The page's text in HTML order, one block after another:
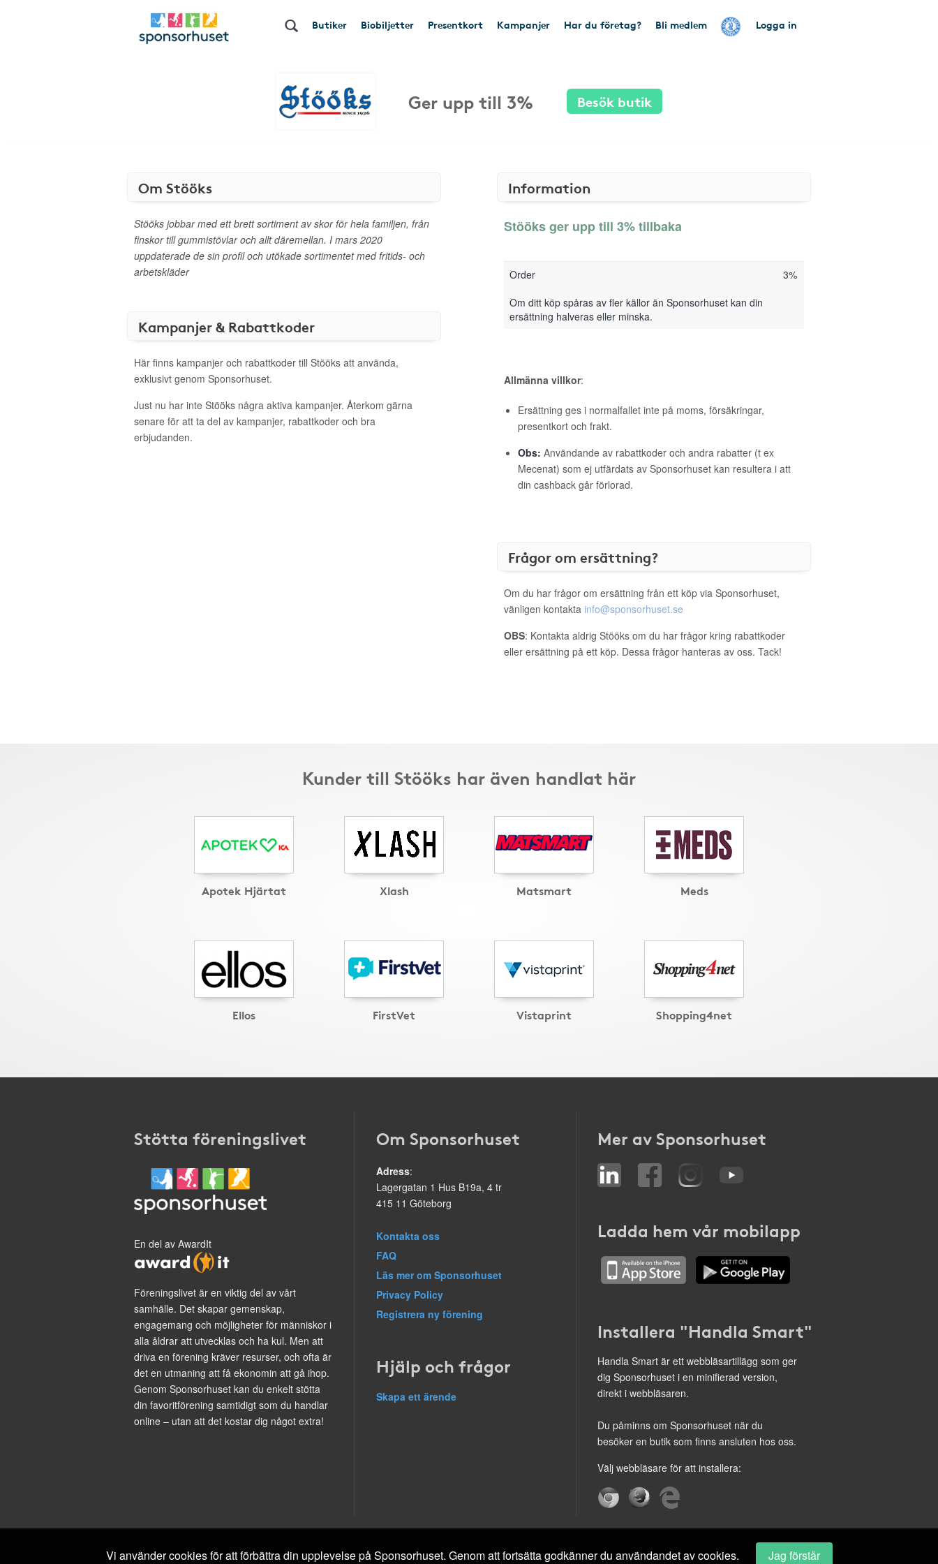
Butiker Biobiljetter Presentkort Kampanjer Har du företag? Bli medlem Logga in
Ger upp till 3% Besök butik
Om Stööks
Stööks jobbar med ett brett sortiment av skor för hela familjen, från
finskor till gummistövlar och allt däremellan. I mars 2020
uppdaterade de sin profil och utökade sortimentet med fritids- och
arbetskläder
Kampanjer & Rabattkoder
Här finns kampanjer och rabattkoder till Stööks att använda,
exklusivt genom Sponsorhuset.
Just nu har inte Stööks några aktiva kampanjer. Återkom gärna
senare för att ta del av kampanjer, rabattkoder och bra
erbjudanden.
Information
Stööks ger upp till 3% tillbaka
Order
Om ditt köp spåras av fler källor än Sponsorhuset kan din
ersättning halveras eller minska.
3%
Allmänna villkor:
Ersättning ges i normalfallet inte på moms, försäkringar,
presentkort och frakt.
Obs: Användande av rabattkoder och andra rabatter (t ex
Mecenat) som ej utfärdats av Sponsorhuset kan resultera i att
din cashback går förlorad.
Frågor om ersättning?
Om du har frågor om ersättning från ett köp via Sponsorhuset,
vänligen kontakta info@sponsorhuset.se
OBS: Kontakta aldrig Stööks om du har frågor kring rabattkoder
eller ersättning på ett köp. Dessa frågor hanteras av oss. Tack!
Kunder till Stööks har även handlat här
Apotek Hjärtat Xlash Matsmart Meds
Ellos FirstVet Vistaprint Shopping4net
Stötta föreningslivet
En del av AwardIt
Föreningslivet är en viktig del av vårt
samhälle. Det skapar gemenskap,
engagemang och möjligheter för människor i
alla åldrar att utvecklas och ha kul. Men att
driva en förening kräver resurser, och ofta är
det en utmaning att få ekonomin att gå ihop.
Genom Sponsorhuset kan du enkelt stötta
din favoritförening samtidigt som du handlar
online – utan att det kostar dig något extra!
Om Sponsorhuset
Adress:
Lagergatan 1 Hus B19a, 4 tr
415 11 Göteborg
Kontakta oss
FAQ
Läs mer om Sponsorhuset
Privacy Policy
Registrera ny förening
Hjälp och frågor
Skapa ett ärende
Mer av Sponsorhuset
Ladda hem vår mobilapp
Installera "Handla Smart"
Handla Smart är ett webbläsartillägg som ger
dig Sponsorhuset i en minifierad version,
direkt i webbläsaren.
Du påminns om Sponsorhuset när du
besöker en butik som finns ansluten hos oss.
Välj webbläsare för att installera:
Vi använder cookies för att förbättra din upplevelse på Sponsorhuset. Genom att fortsätta godkänner du användandet av cookies. Jag förstår